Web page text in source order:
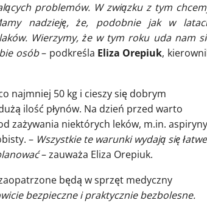
problemów. W związku z tym
nadzieję, że, podobnie jak w
Wierzymy, że w tym roku uda nam
osób– podkreśla Eliza Orepiuk,
najmniej 50 kg i cieszy się dobrym
ilość płynów. Na dzień przed warto
zażywania niektórych leków, m.in.
– Wszystkie te warunki wydają się łatwe
– zauważa Eliza Orepiuk.
będą w sprzęt medyczny
bezpieczne i praktycznie bezbolesne.